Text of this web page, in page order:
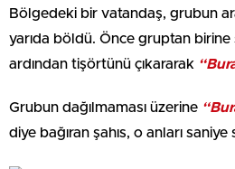
Bölgedeki bir vatandaş, grubun
yarıda böldü. Önce gruptan birine
ardından tişörtünü çıkararak
Grubun dağılmaması üzerine
diye bağıran şahıs, o anları saniye